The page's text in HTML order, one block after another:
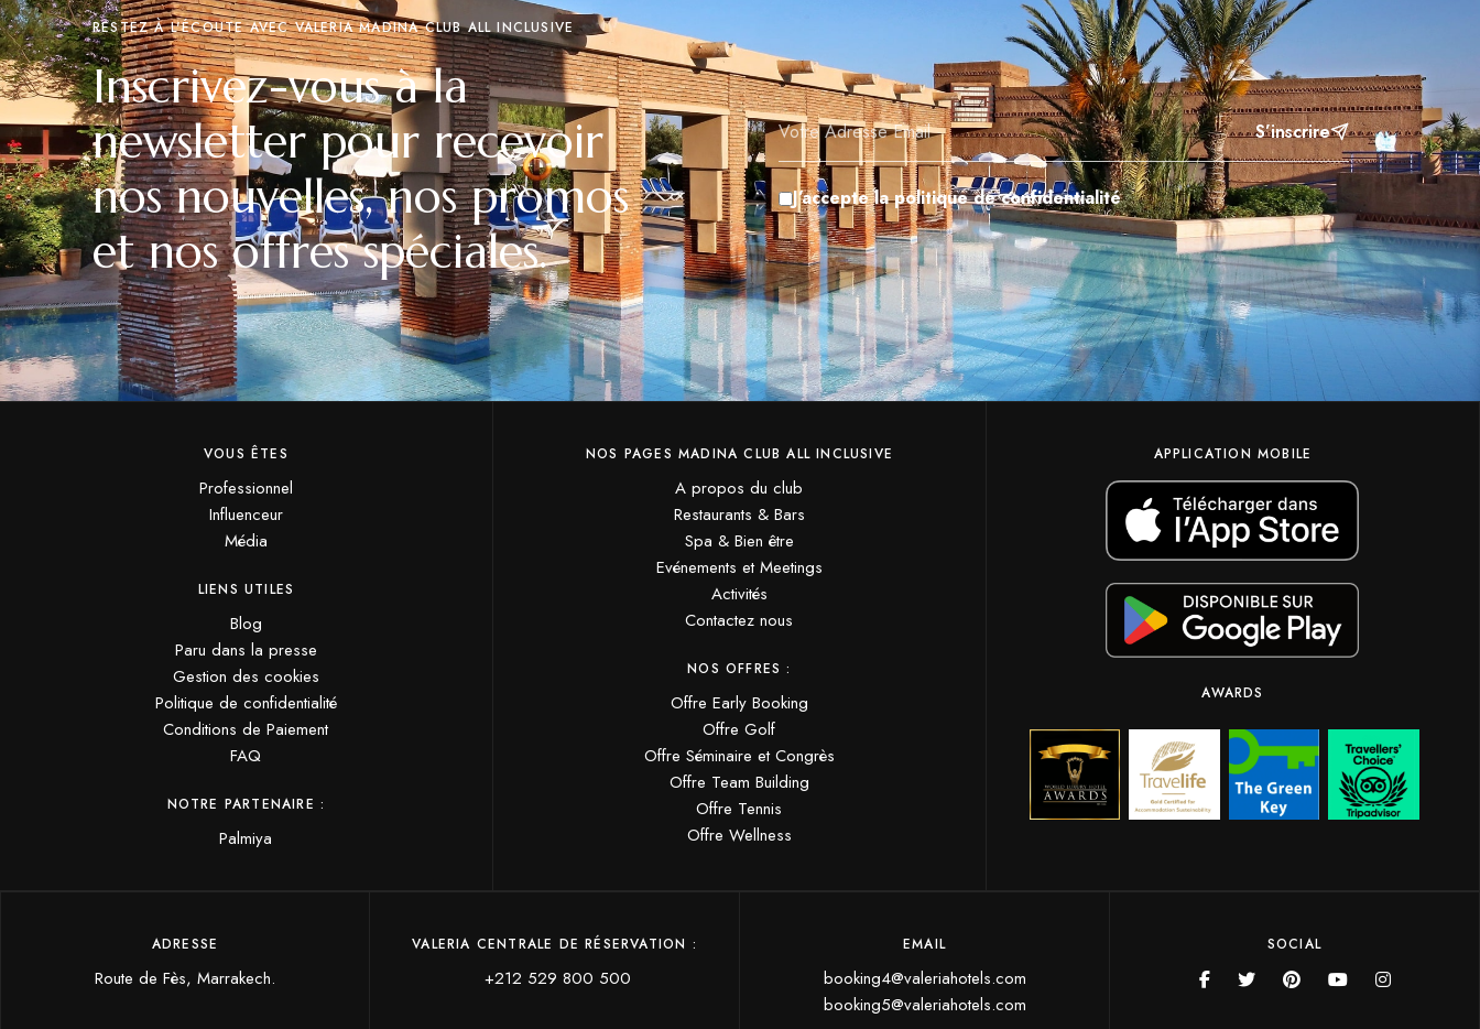
RESTEZ À L'ÉCOUTE AVEC VALERIA MADINA CLUB ALL INCLUSIVE
Inscrivez-vous à la
newsletter pour recevoir
nos nouvelles, nos promos
et nos offres spéciales.
S’inscrire
J’accepte la politique de confidentialité
VOUS ÊTES
Professionnel
Influenceur
Média
LIENS UTILES
Blog
Paru dans la presse
Gestion des cookies
Politique de confidentialité
Conditions de Paiement
FAQ
NOTRE PARTENAIRE :
Palmiya
NOS PAGES MADINA CLUB ALL INCLUSIVE
A propos du club
Restaurants & Bars
Spa & Bien être
Evénements et Meetings
Activités
Contactez nous
NOS OFFRES :
Offre Early Booking
Offre Golf
Offre Séminaire et Congrès
Offre Team Building
Offre Tennis
Offre Wellness
APPLICATION MOBILE
AWARDS
ADRESSE
Route de Fès, Marrakech.
VALERIA CENTRALE DE RÉSERVATION :
+212 529 800 500
EMAIL
booking4@valeriahotels.com
booking5@valeriahotels.com
SOCIAL